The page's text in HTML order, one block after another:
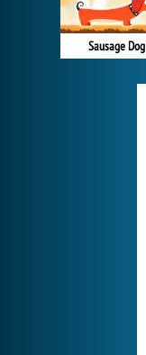
Sausage Dog